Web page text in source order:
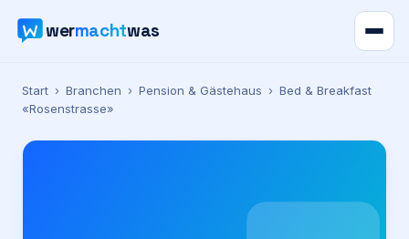
wermachtwas
Verzeichnis
Karte
Start › Branchen › Pension & Gästehaus › Bed & Breakfast
«Rosenstrasse»